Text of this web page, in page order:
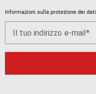
Informazioni sulla protezione dei dati
Il tuo indirizzo e-mail